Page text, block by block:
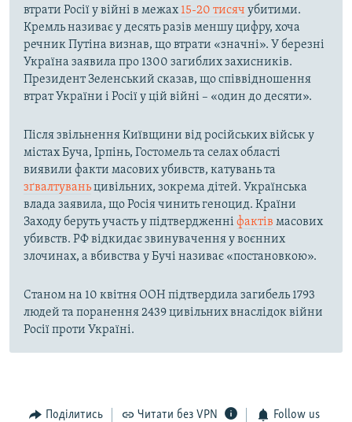
втрати Росії у війні в межах 15-20 тисяч убитими.
Кремль називає у десять разів меншу цифру, хоча
речник Путіна визнав, що втрати «значні». У березні
Україна заявила про 1300 загиблих захисників.
Президент Зеленський сказав, що співвідношення
втрат України і Росії у цій війні – «один до десяти».
Після звільнення Київщини від російських військ у
містах Буча, Ірпінь, Гостомель та селах області
виявили факти масових убивств, катувань та
зґвалтуваньцивільних, зокрема дітей. Українська
влада заявила, що Росія чинить геноцид. Країни
Заходу беруть участь у підтвердженні фактів масових
убивств. РФ відкидає звинувачення у воєнних
злочинах, а вбивства у Бучі називає «постановкою».
Станом на 10 квітня ООН підтвердила загибель 1793
людей та поранення 2439 цивільних внаслідок війни
Росії проти Україні.
Поділитись Читати без VPN Follow us